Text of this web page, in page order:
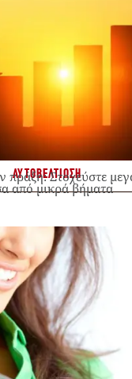
ΑΥΤΟΒΕΛΤΙΩΣΗ
πράξη: Στοχεύστε
από μικρά βήματα